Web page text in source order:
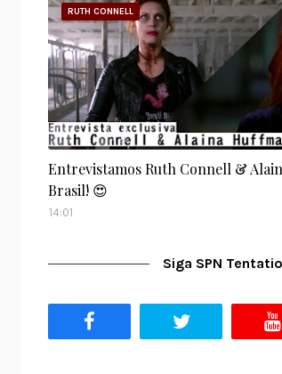
RUTH CONNELL
Entrevistamos Ruth Connell &
Brasil! 😍
14:01
Siga SPN